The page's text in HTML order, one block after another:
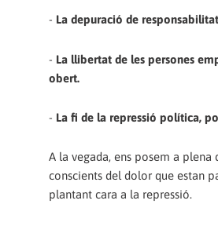
- La depuració de
- La llibertat de les persones
obert.
- La fi de la repressió política,
A la vegada, ens posem a
conscients del dolor que estan
plantant cara a la repressió.